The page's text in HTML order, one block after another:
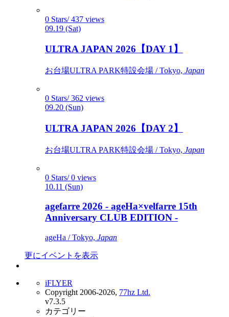
0 Stars/ 437 views
09.19 (Sat)
ULTRA JAPAN 2026【DAY 1】
お台場ULTRA PARK特設会場 / Tokyo, Japan
0 Stars/ 362 views
09.20 (Sun)
ULTRA JAPAN 2026【DAY 2】
お台場ULTRA PARK特設会場 / Tokyo, Japan
0 Stars/ 0 views
10.11 (Sun)
agefarre 2026 - ageHa×velfarre 15th
Anniversary CLUB EDITION -
ageHa / Tokyo, Japan
更にイベントを表示
iFLYER
Copyright 2006-2026, 77hz Ltd.
v7.3.5
カテゴリー